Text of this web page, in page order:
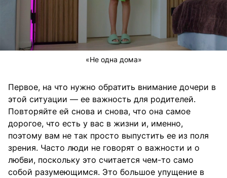
«Не одна дома»
Первое, на что нужно обратить внимание дочери в
этой ситуации — ее важность для родителей.
Повторяйте ей снова и снова, что она самое
дорогое, что есть у вас в жизни и, именно,
поэтому вам не так просто выпустить ее из поля
зрения. Часто люди не говорят о важности и о
любви, поскольку это считается чем-то само
собой разумеющимся. Это большое упущение в